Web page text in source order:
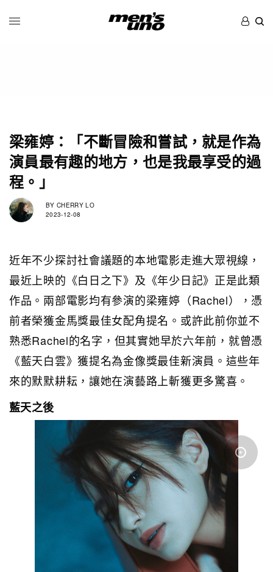
梁雍婷：「不斷冒險和嘗試，就是作為
演員最有趣的地方，也是我最享受的過
程。」
BY CHERRY LO
2023-12-08
近年不少探討社會議題的本地電影走進大眾視線，
最近上映的《白日之下》及《年少日記》正是此類
作品。兩部電影均有參演的梁雍婷（Rachel），憑
前者榮獲金馬獎最佳女配角提名。或許此前你並不
熟悉Rachel的名字，但其實她早於六年前，就曾憑
《藍天白雲》獲提名為金像獎最佳新演員。這些年
來的默默耕耘，讓她在演藝路上斬獲更多驚喜。
藍天之後